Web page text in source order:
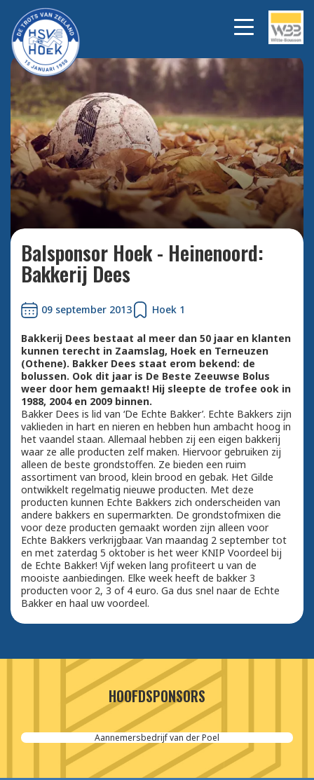
Bekijk alle foto's
Balsponsor Hoek - Heinenoord:
Bakkerij Dees
09 september 2013 Hoek 1
Bakkerij Dees bestaat al meer dan 50 jaar en klanten
kunnen terecht in Zaamslag, Hoek en Terneuzen
(Othene). Bakker Dees staat erom bekend: de
bolussen. Ook dit jaar is De Beste Zeeuwse Bolus
weer door hem gemaakt! Hij sleepte de trofee ook in
1988, 2004 en 2009 binnen.
Bakker Dees is lid van ‘De Echte Bakker’. Echte Bakkers zijn
vaklieden in hart en nieren en hebben hun ambacht hoog in
het vaandel staan. Allemaal hebben zij een eigen bakkerij
waar ze alle producten zelf maken. Hiervoor gebruiken zij
alleen de beste grondstoffen. Ze bieden een ruim
assortiment van brood, klein brood en gebak. Het Gilde
ontwikkelt regelmatig nieuwe producten. Met deze
producten kunnen Echte Bakkers zich onderscheiden van
andere bakkers en supermarkten. De grondstofmixen die
voor deze producten gemaakt worden zijn alleen voor
Echte Bakkers verkrijgbaar. Van maandag 2 september tot
en met zaterdag 5 oktober is het weer KNIP Voordeel bij
de Echte Bakker! Vijf weken lang profiteert u van de
mooiste aanbiedingen. Elke week heeft de bakker 3
producten voor 2, 3 of 4 euro. Ga dus snel naar de Echte
Bakker en haal uw voordeel.
HOOFDSPONSORS
Aannemersbedrijf van der Poel